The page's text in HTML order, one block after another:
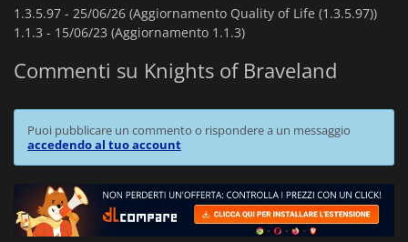
1.3.5.97 - 25/06/26 (Aggiornamento Quality of Life (1.3.5.97))
1.1.3 - 15/06/23 (Aggiornamento 1.1.3)
Commenti su Knights of Braveland
Puoi pubblicare un commento o rispondere a un messaggio
accedendo al tuo account